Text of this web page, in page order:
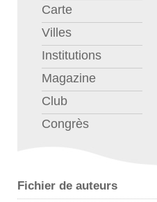
Carte
Villes
Institutions
Magazine
Club
Congrès
Fichier de auteurs